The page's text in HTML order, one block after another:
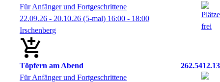
Für Anfänger und Fortgeschrittene
22.09.26 - 20.10.26 (5-mal) 16:00 - 18:00
Irschenberg
Töpfern am Abend
262.5412.13
Für Anfänger und Fortgeschrittene